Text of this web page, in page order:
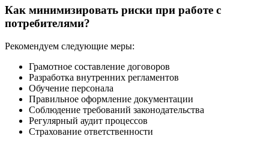
Как минимизировать риски при работе с
потребителями?
Рекомендуем следующие меры:
Грамотное составление договоров
Разработка внутренних регламентов
Обучение персонала
Правильное оформление документации
Соблюдение требований законодательства
Регулярный аудит процессов
Страхование ответственности